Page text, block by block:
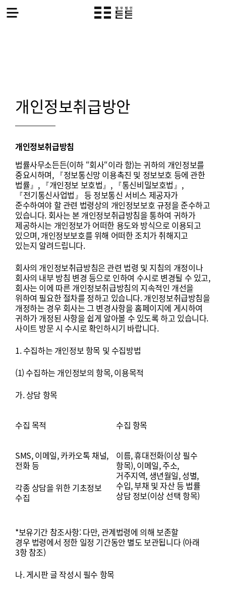
Skip
to
개인정보취급방안
개인정보취급방침
법률사무소든든(이하 “회사“이라함)는귀하의 개인정보를
중요시하며, 『정보통신망이용촉진 및 정보보호 등에 관한
법률』 , 『개인정보 보호법』 , 『통신비밀보호법』 ,
『전기통신사업법』 등 정보통신 서비스 제공자가
준수하여야할관련 법령상의 개인정보보호규정을준수하고
있습니다. 회사는본 개인정보취급방침을통하여 귀하가
제공하시는 개인정보가어떠한 용도와방식으로 이용되고
있으며,개인정보보호를위해 어떠한조치가취해지고
있는지 알려드립니다.
회사의 개인정보취급방침은관련 법령 및 지침의 개정이나
회사의 내부 방침 변경 등으로 인하여 수시로 변경될 수 있고,
회사는 이에 따른 개인정보취급방침의 지속적인 개선을
위하여 필요한 절차를 정하고 있습니다.개인정보취급방침을
개정하는 경우 회사는그 변경사항을홈페이지에 게시하여
귀하가개정된 사항을 쉽게 알아볼 수 있도록하고 있습니다.
사이트 방문 시 수시로확인하시기 바랍니다.
1.수집하는 개인정보항목 및 수집방법
(1)수집하는 개인정보의 항목,이용목적
가. 상담항목
수집 목적 수집 항목
SMS, 이메일, 카카오톡 채널,
전화 등
각종 상담을 위한 기초정보
수집
이름, 휴대전화(이상 필수
항목), 이메일, 주소,
거주지역, 생년월일, 성별,
수입, 부채 및 자산 등 법률
상담 정보(이상 선택 항목)
*보유기간 참조사항:다만,관계법령에 의해 보존할
경우 법령에서 정한 일정 기간동안 별도보관됩니다(아래
3항 참조)
나.게시판글 작성시 필수 항목